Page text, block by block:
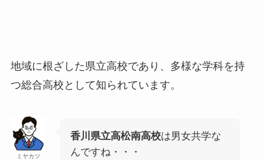
地域に根ざした県立高校であり、多様な学科を持
つ総合高校として知られています。
ミヤカツ
香川県立高松南高校は男女共学な
んですね・・・